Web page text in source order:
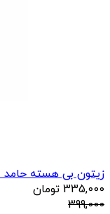
زیتون بی هسته حامد 500...
335,000 تومان
399,000